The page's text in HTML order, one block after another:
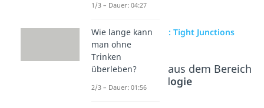
zur Videoseite: Tight Junctions
Beliebte Inhalte aus dem Bereich
Cytologie
1/3 – Dauer: 04:27
Wie lange kann
man ohne
Trinken
überleben?
2/3 – Dauer: 01:56